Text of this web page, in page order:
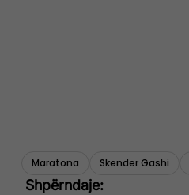
Maratona Skender Gashi